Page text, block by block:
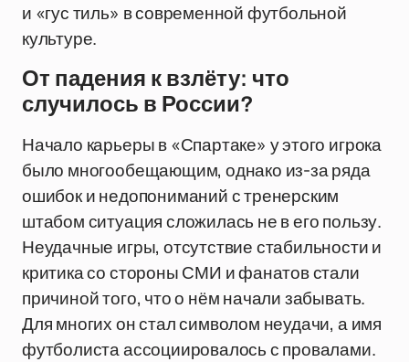
и «гус тиль» в современной футбольной
культуре.
От падения к взлёту: что
случилось в России?
Начало карьеры в «Спартаке» у этого игрока
было многообещающим, однако из-за ряда
ошибок и недопониманий с тренерским
штабом ситуация сложилась не в его пользу.
Неудачные игры, отсутствие стабильности и
критика со стороны СМИ и фанатов стали
причиной того, что о нём начали забывать.
Для многих он стал символом неудачи, а имя
футболиста ассоциировалось с провалами.